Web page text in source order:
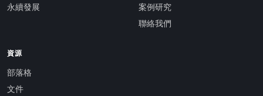
永續發展
案例研究
聯絡我們
資源
部落格
文件